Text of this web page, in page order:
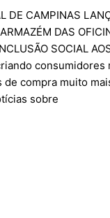
DE CAMPINAS
DAS
SOCIAL
compra muito
sobre